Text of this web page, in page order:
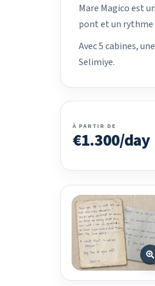
Mare Magico est
pont et un rythme
Avec 5 cabines,
Selimiye.
À PARTIR DE
€1.300/day